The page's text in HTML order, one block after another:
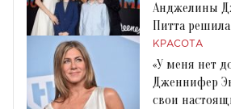
Анджелины
Питта
КРАСОТА
«У меня нет
Дженнифер
свои